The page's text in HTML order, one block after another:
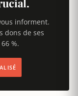
informent.
dons de ses
%.